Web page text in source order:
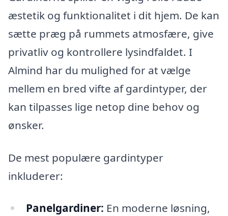
æstetik og funktionalitet i dit hjem. De kan
sætte præg på rummets atmosfære, give
privatliv og kontrollere lysindfaldet. I
Almind har du mulighed for at vælge
mellem en bred vifte af gardintyper, der
kan tilpasses lige netop dine behov og
ønsker.
De mest populære gardintyper
inkluderer:
Panelgardiner: En moderne løsning,